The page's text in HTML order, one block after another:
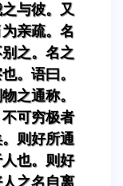
与彼。又
亲疏。名
之。名之
。语曰。
之通称。
可穷极者
则好所通
也。则好
之名自离